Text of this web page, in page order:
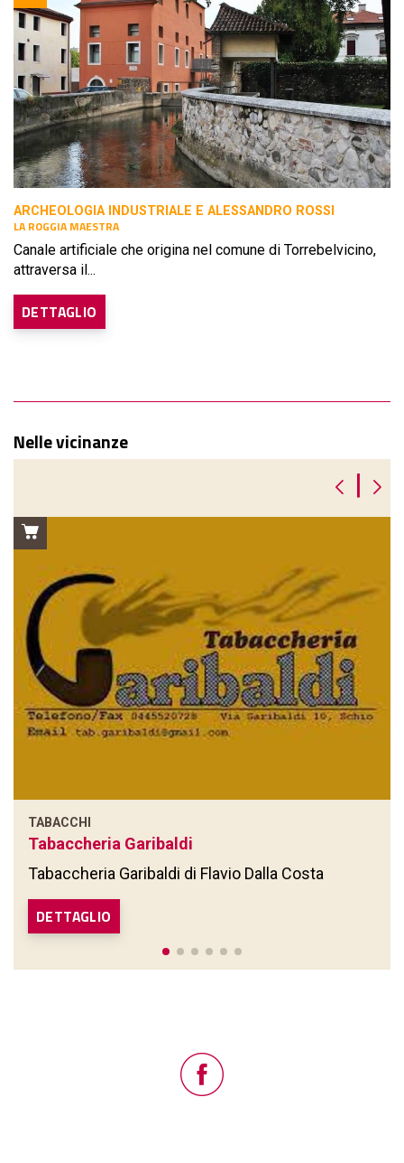
ARCHEOLOGIA INDUSTRIALE E ALESSANDRO ROSSI
LA ROGGIA MAESTRA
Canale artificiale che origina nel comune di Torrebelvicino,
attraversa il...
DETTAGLIO
Nelle vicinanze
TABACCHI
Tabaccheria Garibaldi
Tabaccheria Garibaldi di Flavio Dalla Costa
DETTAGLIO
|